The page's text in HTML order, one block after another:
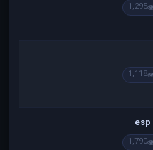
1,295
1,118
1,790